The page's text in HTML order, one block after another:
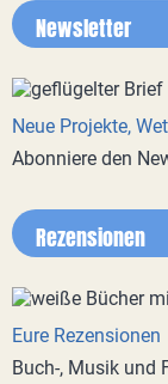
Newsletter
Neue Projekte,
Abonniere den
Rezensionen
Eure Rezensionen
Buch-, Musik und